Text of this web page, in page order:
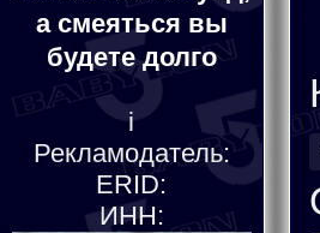
а смеяться вы
будете долго
i
Рекламодатель:
ERID:
ИНН: